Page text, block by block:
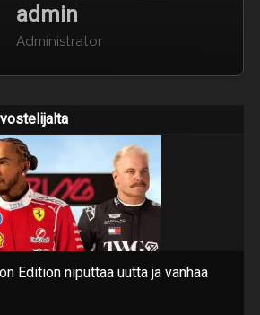
admin
Administrator
Edition niputtaa uutta ja vanhaa